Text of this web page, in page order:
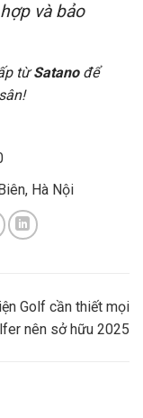
và bảo
từSatanođể
Hà Nội
Golf cần thiết mọi
nên sở hữu 2025